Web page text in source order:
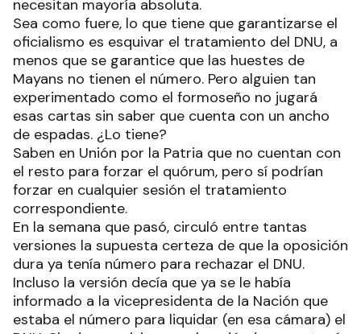
necesitan mayoría absoluta.
Sea como fuere, lo que tiene que garantizarse el
oficialismo es esquivar el tratamiento del DNU, a
menos que se garantice que las huestes de
Mayans no tienen el número. Pero alguien tan
experimentado como el formoseño no jugará
esas cartas sin saber que cuenta con un ancho
de espadas. ¿Lo tiene?
Saben en Unión por la Patria que no cuentan con
el resto para forzar el quórum, pero sí podrían
forzar en cualquier sesión el tratamiento
correspondiente.
En la semana que pasó, circuló entre tantas
versiones la supuesta certeza de que la oposición
dura ya tenía número para rechazar el DNU.
Incluso la versión decía que ya se le había
informado a la vicepresidenta de la Nación que
estaba el número para liquidar (en esa cámara) el